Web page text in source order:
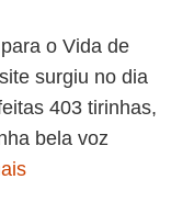
o Vida de
surgiu no dia
403 tirinhas,
bela voz